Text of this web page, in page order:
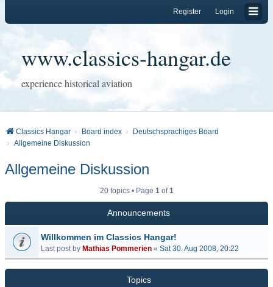
Login
Register
www.classics-hangar.de
experience historical aviation
Classics Hangar Board index
Deutschsprachiges Board
Allgemeine Diskussion
Allgemeine Diskussion
20 topics • Page 1of1
Announcements
Willkommen im Classics Hangar!
Last post by Mathias Pommerien « Sat 30. Aug 2008, 20:22
Topics